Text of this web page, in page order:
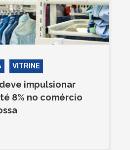
VITRINE
impulsionar
8% no comércio